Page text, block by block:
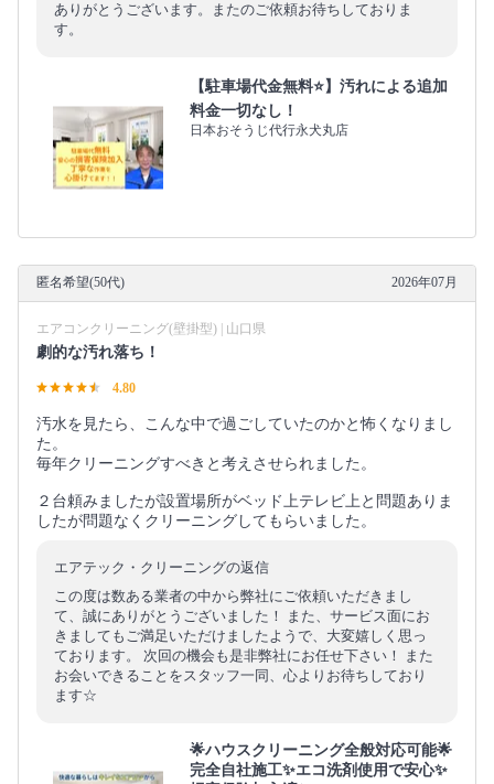
ありがとうございます。またのご依頼お待ちしておりま
す。
【駐車場代金無料⭐️】汚れによる追加
料金一切なし！
日本おそうじ代行永犬丸店
匿名希望(50代) 2026年07月
エアコンクリーニング(壁掛型) | 山口県
劇的な汚れ落ち！
4.80
汚水を見たら、こんな中で過ごしていたのかと怖くなりまし
た。
毎年クリーニングすべきと考えさせられました。
２台頼みましたが設置場所がベッド上テレビ上と問題ありま
したが問題なくクリーニングしてもらいました。
エアテック・クリーニングの返信
この度は数ある業者の中から弊社にご依頼いただきまし
て、誠にありがとうございました！ また、サービス面にお
きましてもご満足いただけましたようで、大変嬉しく思っ
ております。 次回の機会も是非弊社にお任せ下さい！ また
お会いできることをスタッフ一同、心よりお待ちしており
ます☆
🌟ハウスクリーニング全般対応可能🌟
完全自社施工✨エコ洗剤使用で安心✨